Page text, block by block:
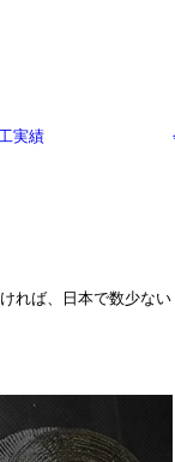
実績
れば、日本で数少ない